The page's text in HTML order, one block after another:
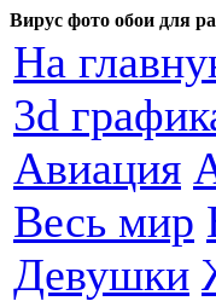
Вирус фото обои для
На
3d
Авиация
Весь мир
Девушки